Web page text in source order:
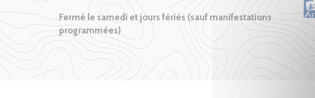
Fermé le samedi et jours fériés (sauf manifestations
programmées)